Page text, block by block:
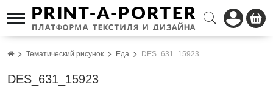
Тематический рисунок Еда DES_631_15923
DES_631_15923